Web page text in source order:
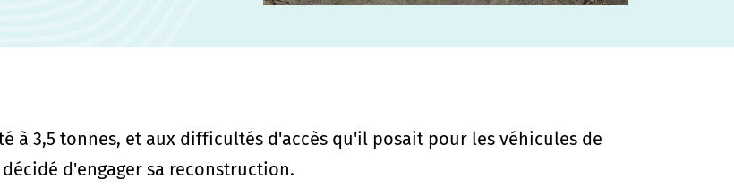
à 3,5 tonnes, et aux difficultés d'accès qu'il posait pour les véhicules de
d'engager sa reconstruction.